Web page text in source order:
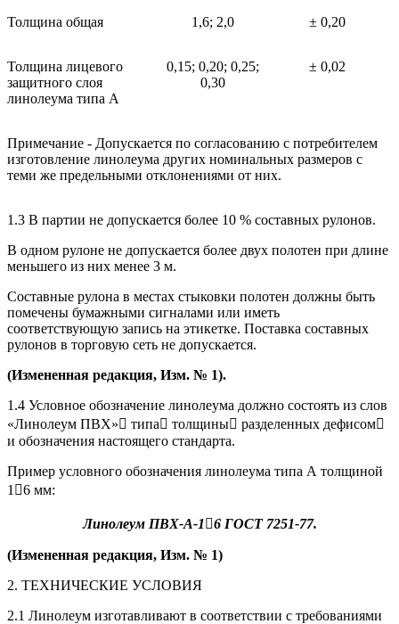
Толщина общая 1,6; 2,0 ± 0,20
Толщина лицевого
защитного слоя
линолеума типа А
0,15; 0,20; 0,25;
0,30
± 0,02
Примечание - Допускается по согласованию с потребителем
изготовление линолеума других номинальных размеров с
теми же предельными отклонениями от них.
1.3 В партии не допускается более 10 % составных рулонов.
В одном рулоне не допускается более двух полотен при длине
меньшего из них менее 3 м.
Составные рулона в местах стыковки полотен должны быть
помечены бумажными сигналами или иметь
соответствующую запись на этикетке. Поставка составных
рулонов в торговую сеть не допускается.
(Измененная редакция, Изм. № 1).
1.4 Условное обозначение линолеума должно состоять из слов
«Линолеум ПВХ» типа толщины разделенных дефисом
и обозначения настоящего стандарта.
Пример условного обозначения линолеума типа А толщиной
16 мм:
Линолеум ПВХ-А-16 ГОСТ 7251-77.
(Измененная редакция, Изм. № 1)
2. ТЕХНИЧЕСКИЕ УСЛОВИЯ
2.1 Линолеум изготавливают в соответствии с требованиями